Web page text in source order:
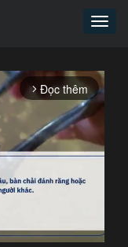
arrow_forward_ios Đọc thêm